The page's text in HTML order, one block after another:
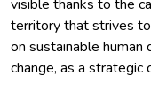
visible thanks to the
territory that strives
on sustainable